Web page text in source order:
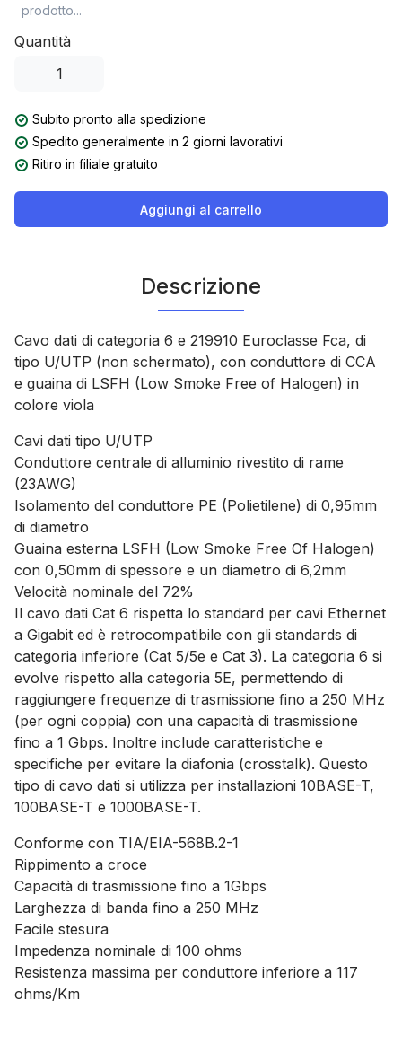
prodotto...
Quantità
Subito pronto alla spedizione
Spedito generalmente in 2 giorni lavorativi
Ritiro in filiale gratuito
Aggiungi al carrello
Descrizione
Cavo dati di categoria 6 e 219910 Euroclasse Fca, di
tipo U/UTP (non schermato), con conduttore di CCA
e guaina di LSFH (Low Smoke Free of Halogen) in
colore viola
Cavi dati tipo U/UTP
Conduttore centrale di alluminio rivestito di rame
(23AWG)
Isolamento del conduttore PE (Polietilene) di 0,95mm
di diametro
Guaina esterna LSFH (Low Smoke Free Of Halogen)
con 0,50mm di spessore e un diametro di 6,2mm
Velocità nominale del 72%
Il cavo dati Cat 6 rispetta lo standard per cavi Ethernet
a Gigabit ed è retrocompatibile con gli standards di
categoria inferiore (Cat 5/5e e Cat 3). La categoria 6 si
evolve rispetto alla categoria 5E, permettendo di
raggiungere frequenze di trasmissione fino a 250 MHz
(per ogni coppia) con una capacità di trasmissione
fino a 1 Gbps. Inoltre include caratteristiche e
specifiche per evitare la diafonia (crosstalk). Questo
tipo di cavo dati si utilizza per installazioni 10BASE-T,
100BASE-T e 1000BASE-T.
Conforme con TIA/EIA-568B.2-1
Rippimento a croce
Capacità di trasmissione fino a 1Gbps
Larghezza di banda fino a 250 MHz
Facile stesura
Impedenza nominale di 100 ohms
Resistenza massima per conduttore inferiore a 117
ohms/Km